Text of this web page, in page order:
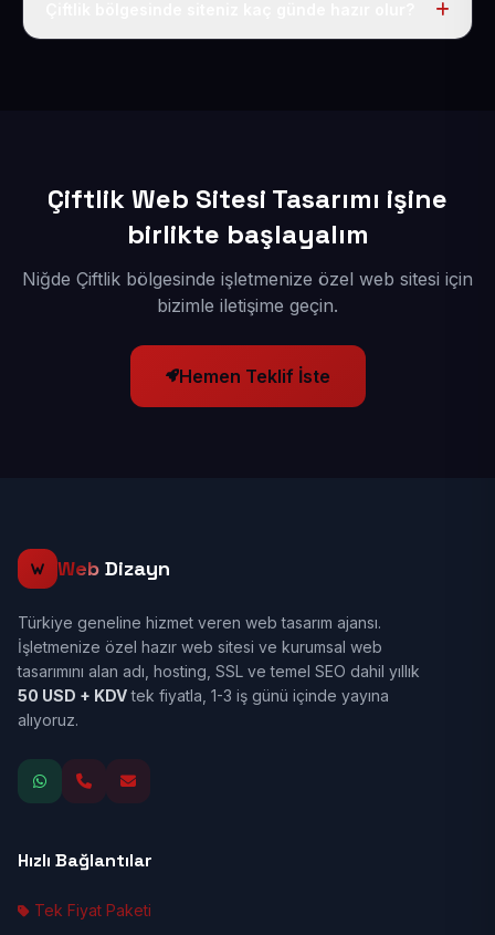
Çiftlik Web Sitesi Tasarımı işine
birlikte başlayalım
Niğde Çiftlik bölgesinde işletmenize özel web sitesi için
bizimle iletişime geçin.
Hemen Teklif İste
Web Dizayn
Türkiye geneline hizmet veren web tasarım ajansı.
İşletmenize özel hazır web sitesi ve kurumsal web
tasarımını alan adı, hosting, SSL ve temel SEO dahil yıllık
50 USD + KDVtek fiyatla, 1-3 iş günü içinde yayına
alıyoruz.
Hızlı Bağlantılar
Tek Fiyat Paketi